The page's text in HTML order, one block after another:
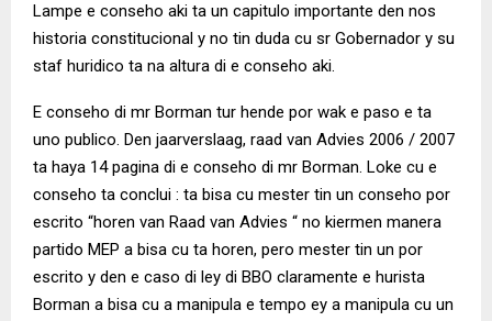
Lampe e conseho aki ta un capitulo importante den nos
historia constitucional y no tin duda cu sr Gobernador y su
staf huridico ta na altura di e conseho aki.
E conseho di mr Borman tur hende por wak e paso e ta
uno publico. Den jaarverslaag, raad van Advies 2006 / 2007
ta haya 14 pagina di e conseho di mr Borman. Loke cu e
conseho ta conclui : ta bisa cu mester tin un conseho por
escrito “horen van Raad van Advies “ no kiermen manera
partido MEP a bisa cu ta horen, pero mester tin un por
escrito y den e caso di ley di BBO claramente e hurista
Borman a bisa cu a manipula e tempo ey a manipula cu un